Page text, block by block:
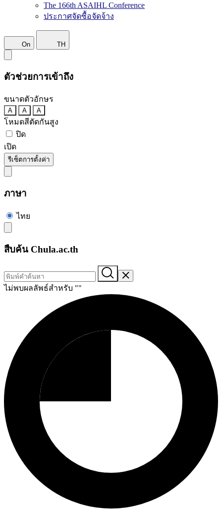
The 166th ASAIHL Conference
ประกาศจัดซื้อจัดจ้าง
On TH
ตัวช่วยการเข้าถึง
ขนาดตัวอักษร
A A A
โหมดสีตัดกันสูง
ปิด
เปิด
รีเซ็ตการตั้งค่า
ภาษา
ไทย
สืบค้น Chula.ac.th
ไม่พบผลลัพธ์สำหรับ ""